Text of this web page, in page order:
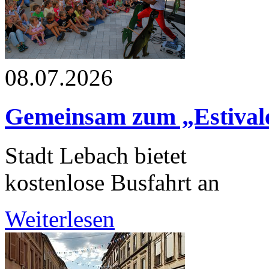
08.07.2026
Gemeinsam zum
Stadt Lebach bietet
kostenlose Busfahrt an
Weiterlesen